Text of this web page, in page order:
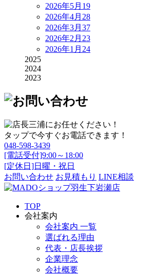
2026年5月 19
2026年4月 28
2026年3月 37
2026年2月 23
2026年1月 24
2025
2024
2023
タップで今すぐお電話できます！
048-598-3439
[電話受付]9:00～18:00
[定休日]日曜・祝日
お問い合わせ お見積もり LINE相談
TOP
会社案内
会社案内 一覧
選ばれる理由
代表・店長挨拶
企業理念
会社概要